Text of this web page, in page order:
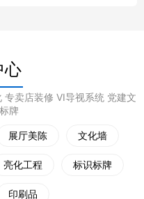
心
卖店装修 VI导视系统 党建文
牌
展厅美陈 文化墙
亮化工程 标识标牌
印刷品